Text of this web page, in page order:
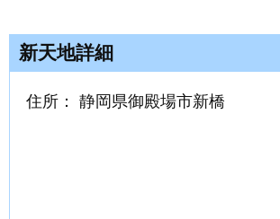
新天地詳細
住所： 静岡県御殿場市新橋